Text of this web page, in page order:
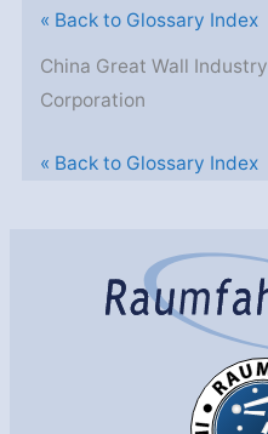
« Back to Glossary Index
China Great Wall Industry
Corporation
« Back to Glossary Index